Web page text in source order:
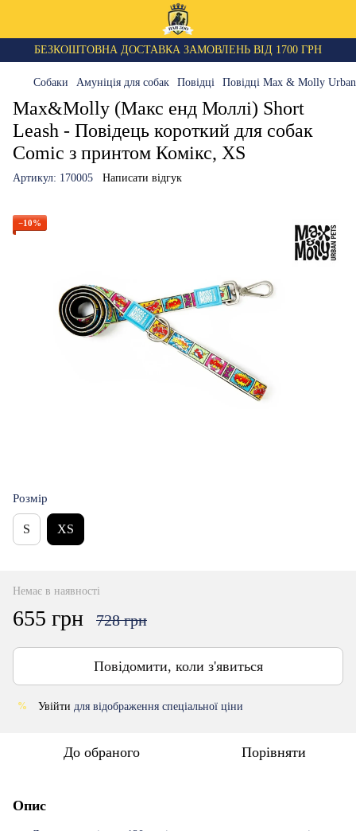
БЕЗКОШТОВНА ДОСТАВКА ЗАМОВЛЕНЬ ВІД 1700 ГРН
Собаки Амуніція для собак Повідці Повідці Max & Molly Urban
Max&Molly (Макс енд Моллі) Short
Leash - Повідець короткий для собак
Comic з принтом Комікс, XS
Артикул: 170005 Написати відгук
−10%
Розмір
S XS
Немає в наявності
655 грн 728 грн
Повідомити, коли з'явиться
% Увійти для відображення спеціальної ціни
До обраного Порівняти
Опис